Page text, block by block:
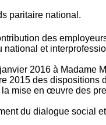
paritaire national.
des
et
2016 à Madame
2015 des
mise en œuvre des
du dialogue social et